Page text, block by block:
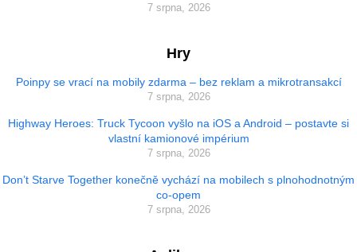
7 srpna, 2026
Hry
Poinpy se vrací na mobily zdarma – bez reklam a mikrotransakcí
7 srpna, 2026
Highway Heroes: Truck Tycoon vyšlo na iOS a Android – postavte si
vlastní kamionové impérium
7 srpna, 2026
Don’t Starve Together konečně vychází na mobilech s plnohodnotným
co-opem
7 srpna, 2026